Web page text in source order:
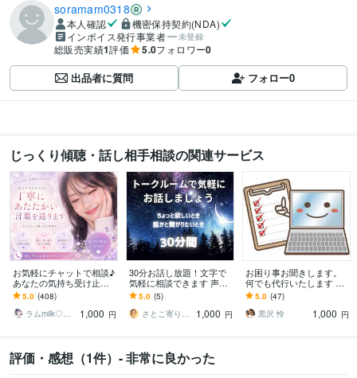
soramam0318
本人確認
機密保持契約(NDA)
インボイス発行事業者
未登録
総販売実績1評価 5.0フォロワー0
出品者に質問 フォロー0
じっくり傾聴・話し相手相談の関連サービス
お気軽にチャットで相談♪
あなたの気持ち受け止め
ます ゆっくりお話聞きま
す☆1人じゃないよ☺︎一緒
に考えよう･:*
5.0 (408)
ラムmilk♡癒し声主婦セラピスト･°＊
1,000 円
30分お話し放題！文字で
気軽に相談できます 声を
出さなくてOK！誰にも知
られず気軽におしゃべり
放題☆
5.0 (5)
さとこ寄り添いタロットリーディング
1,000 円
お困り事お聞きします。
何でも代行いたします 土
日祝、夜間対応。見積も
り、返信早いです。
5.0 (47)
黒沢 怜
1,000 円
評価・感想（1件）- 非常に良かった